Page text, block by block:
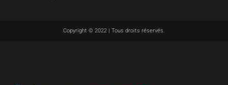
Copyright © 2022 | Tous droits réservés.